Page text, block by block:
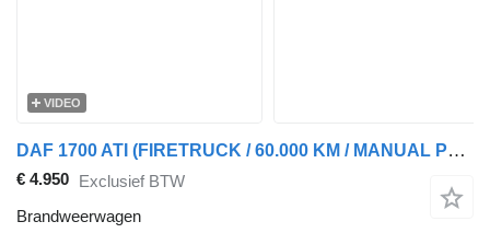
VIDEO
DAF 1700 ATI (FIRETRUCK / 60.000 KM / MANUAL PUMP / POMPE MANUELLE)
€ 4.950 Exclusief BTW
Brandweerwagen